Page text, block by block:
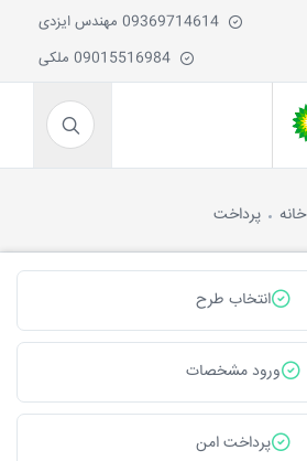
خانه پرداخت
انتخاب طرح
ورود مشخصات
پرداخت امن